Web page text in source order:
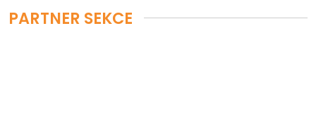
PARTNER SEKCE